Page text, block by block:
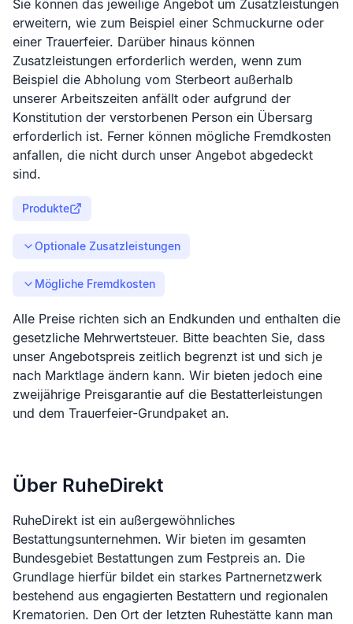
Sie können das jeweilige Angebot um Zusatzleistungen
erweitern, wie zum Beispiel einer Schmuckurne oder
einer Trauerfeier. Darüber hinaus können
Zusatzleistungen erforderlich werden, wenn zum
Beispiel die Abholung vom Sterbeort außerhalb
unserer Arbeitszeiten anfällt oder aufgrund der
Konstitution der verstorbenen Person ein Übersarg
erforderlich ist. Ferner können mögliche Fremdkosten
anfallen, die nicht durch unser Angebot abgedeckt
sind.
Produkte
Optionale Zusatzleistungen
Mögliche Fremdkosten
Alle Preise richten sich an Endkunden und enthalten die
gesetzliche Mehrwertsteuer. Bitte beachten Sie, dass
unser Angebotspreis zeitlich begrenzt ist und sich je
nach Marktlage ändern kann. Wir bieten jedoch eine
zweijährige Preisgarantie auf die Bestatterleistungen
und dem Trauerfeier-Grundpaket an.
Über RuheDirekt
RuheDirekt ist ein außergewöhnliches
Bestattungsunternehmen. Wir bieten im gesamten
Bundesgebiet Bestattungen zum Festpreis an. Die
Grundlage hierfür bildet ein starkes Partnernetzwerk
bestehend aus engagierten Bestattern und regionalen
Krematorien. Den Ort der letzten Ruhestätte kann man